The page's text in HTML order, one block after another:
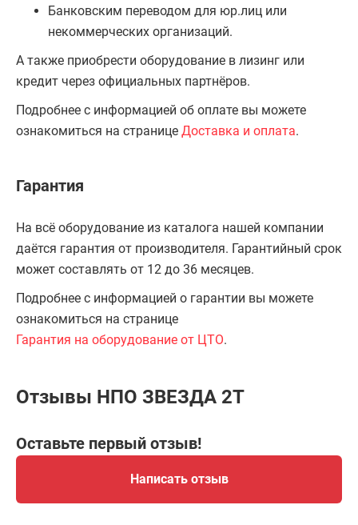
Банковским переводом для юр.лиц или
некоммерческих организаций.
А также приобрести оборудование в лизинг или
кредит через официальных партнёров.
Подробнее с информацией об оплате вы можете
ознакомиться на странице Доставка и оплата.
Гарантия
На всё оборудование из каталога нашей компании
даётся гарантия от производителя. Гарантийный срок
может составлять от 12 до 36 месяцев.
Подробнее с информацией о гарантии вы можете
ознакомиться на странице
Гарантия на оборудование от ЦТО.
Отзывы НПО ЗВЕЗДА 2Т
Оставьте первый отзыв!
Написать отзыв